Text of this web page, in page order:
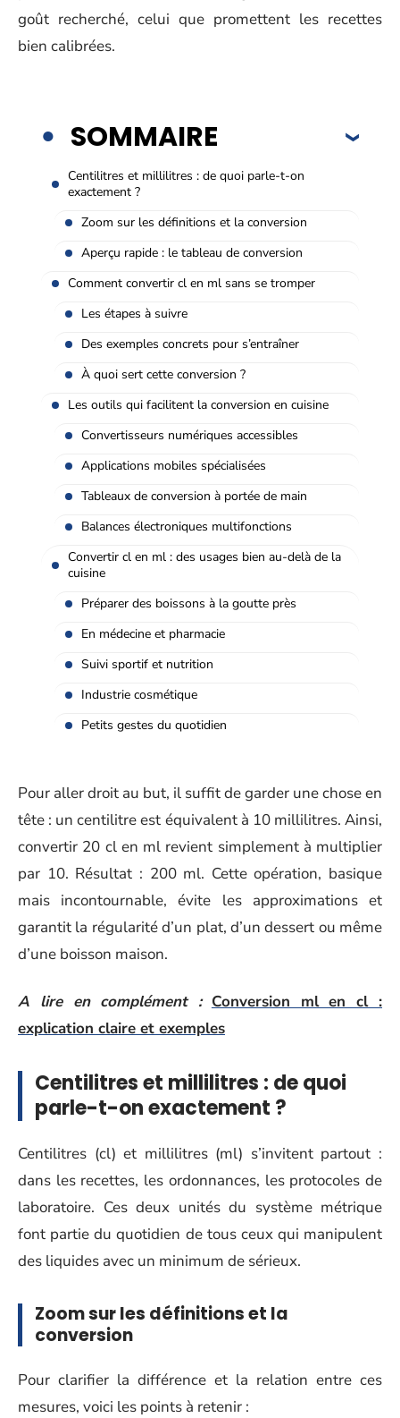
goût recherché, celui que promettent les recettes
bien calibrées.
SOMMAIRE
Centilitres et millilitres : de quoi parle-t-on
exactement ?
Zoom sur les définitions et la conversion
Aperçu rapide : le tableau de conversion
Comment convertir cl en ml sans se tromper
Les étapes à suivre
Des exemples concrets pour s’entraîner
À quoi sert cette conversion ?
Les outils qui facilitent la conversion en cuisine
Convertisseurs numériques accessibles
Applications mobiles spécialisées
Tableaux de conversion à portée de main
Balances électroniques multifonctions
Convertir cl en ml : des usages bien au-delà de la
cuisine
Préparer des boissons à la goutte près
En médecine et pharmacie
Suivi sportif et nutrition
Industrie cosmétique
Petits gestes du quotidien
Pour aller droit au but, il suffit de garder une chose en
tête : un centilitre est équivalent à 10 millilitres. Ainsi,
convertir 20 cl en ml revient simplement à multiplier
par 10. Résultat : 200 ml. Cette opération, basique
mais incontournable, évite les approximations et
garantit la régularité d’un plat, d’un dessert ou même
d’une boisson maison.
A lire en complément : Conversion ml en cl :
explication claire et exemples
Centilitres et millilitres : de quoi
parle-t-on exactement ?
Centilitres (cl) et millilitres (ml) s’invitent partout :
dans les recettes, les ordonnances, les protocoles de
laboratoire. Ces deux unités du système métrique
font partie du quotidien de tous ceux qui manipulent
des liquides avec un minimum de sérieux.
Zoom sur les définitions et la
conversion
Pour clarifier la différence et la relation entre ces
mesures, voici les points à retenir :